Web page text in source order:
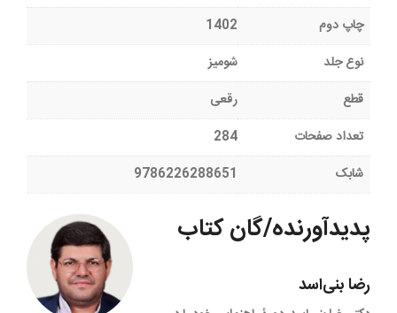
چاپ دوم
1402
نوع جلد
شومیز
قطع
رقعی
تعداد صفحات
284
شابک
9786226288651
پدیدآورنده/گان کتاب
رضا بنی‌اسد